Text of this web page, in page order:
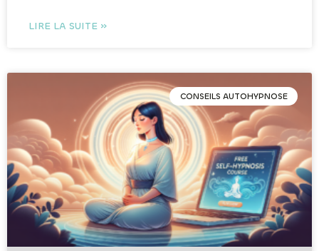
LIRE LA SUITE »
CONSEILS AUTOHYPNOSE